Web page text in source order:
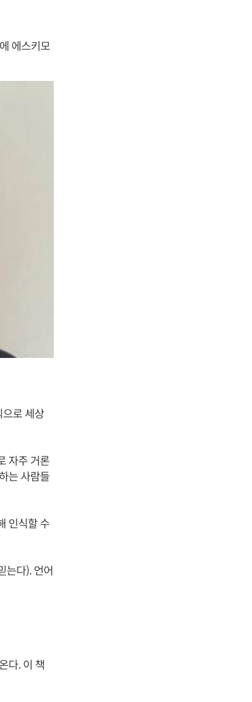
에스키모
로 세상
자주 거론
는 사람들
인식할 수
는다). 언어
다. 이 책